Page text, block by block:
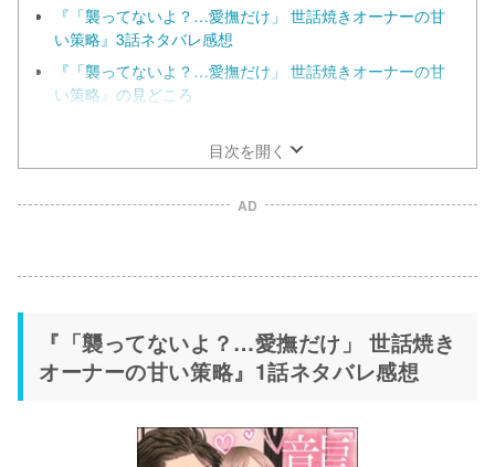
『「襲ってないよ？…愛撫だけ」 世話焼きオーナーの甘
い策略』3話ネタバレ感想
『「襲ってないよ？…愛撫だけ」 世話焼きオーナーの甘
い策略』の見どころ
の甘い策略』を今すぐ無料で読む方法の調査結果！
目次を開く
AD
『「襲ってないよ？…愛撫だけ」 世話焼き
オーナーの甘い策略』1話ネタバレ感想